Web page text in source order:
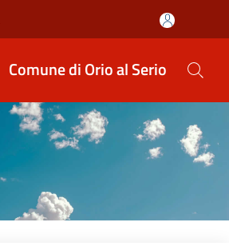
Comune di Orio al Serio